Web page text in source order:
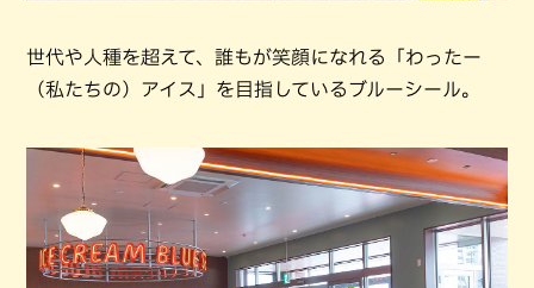
世代や人種を超えて、誰もが笑顔になれる「わったー
（私たちの）アイス」を目指しているブルーシール。